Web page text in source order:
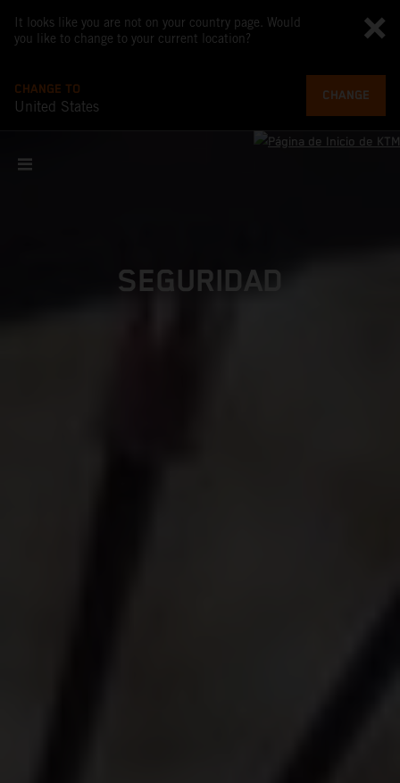
It looks like you are not on your country page. Would
you like to change to your current location?
CHANGE TO
United States
CHANGE
SEGURIDAD